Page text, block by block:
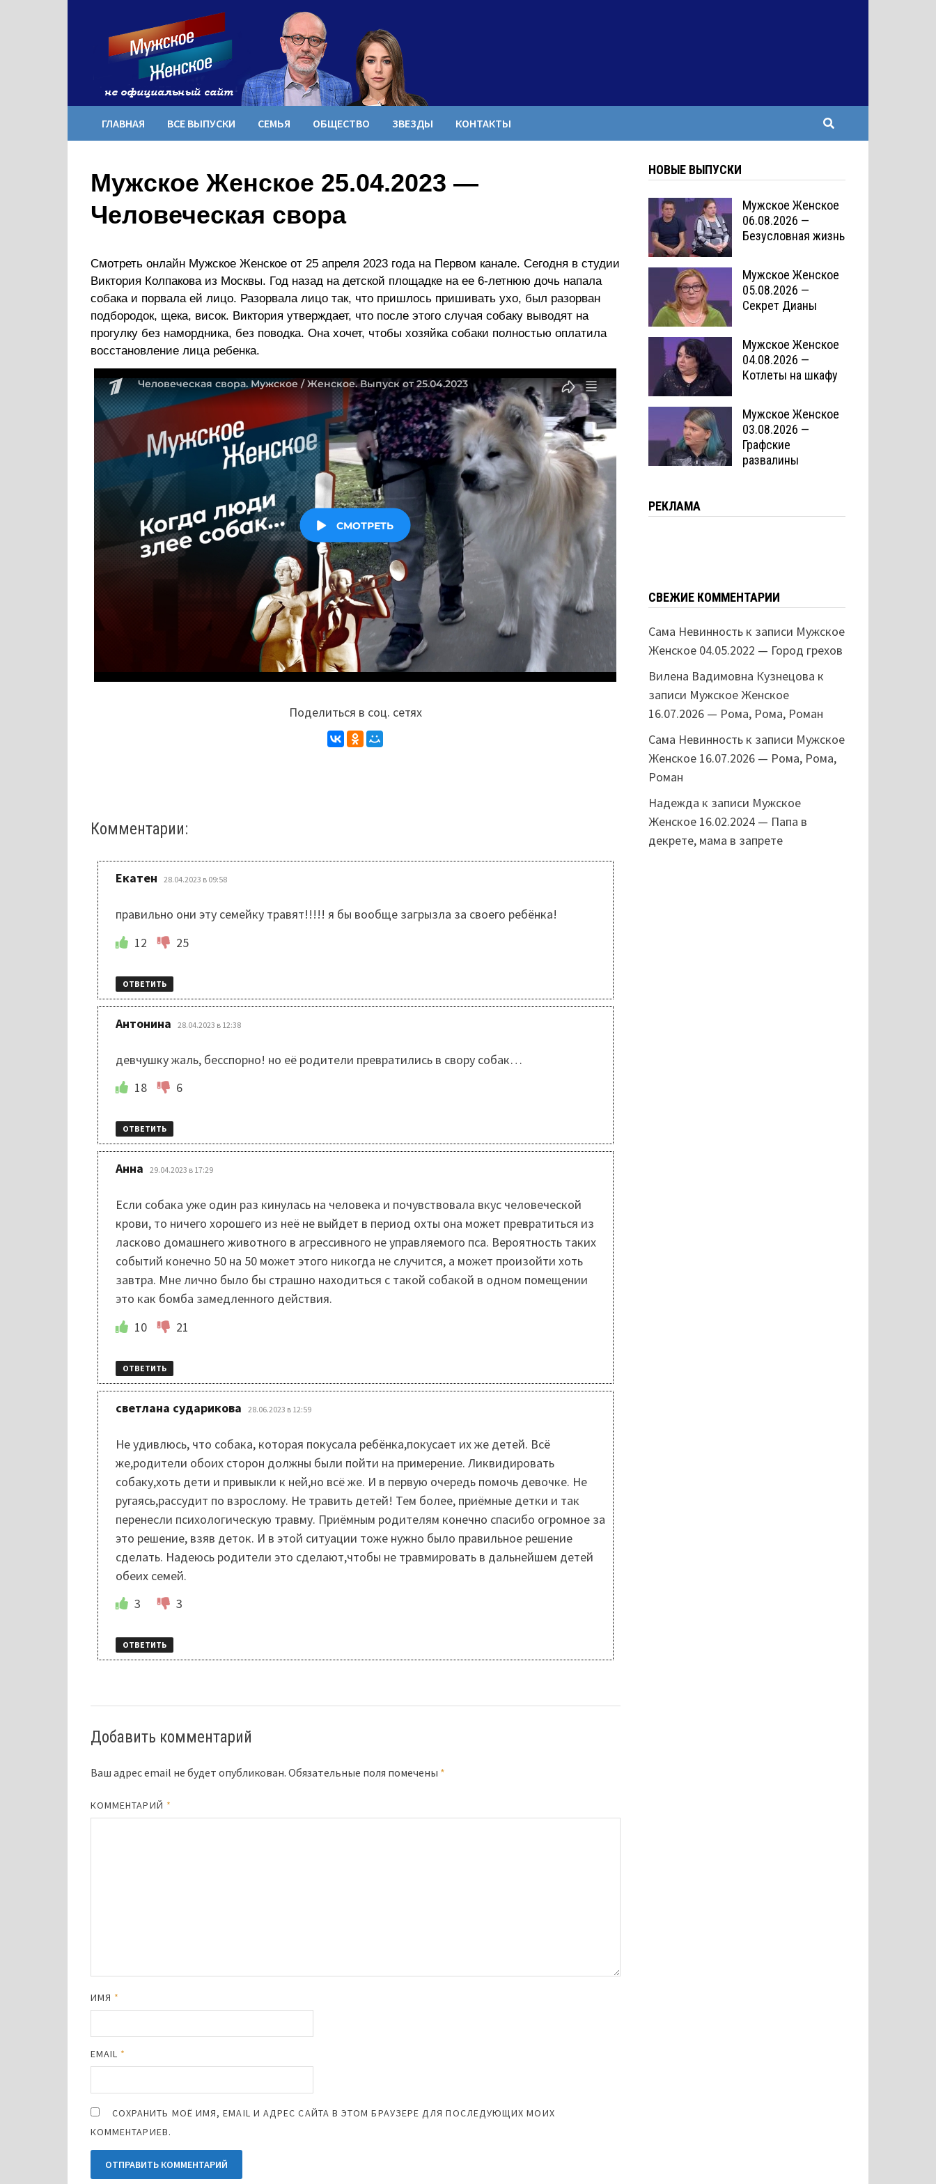
содержимому
ГЛАВНАЯ ВСЕ ВЫПУСКИ СЕМЬЯ ОБЩЕСТВО ЗВЕЗДЫ КОНТАКТЫ
Мужское Женское 25.04.2023 —
Человеческая свора
Смотреть онлайн Мужское Женское от 25 апреля 2023 года на Первом канале. Сегодня в студии
Виктория Колпакова из Москвы. Год назад на детской площадке на ее 6-летнюю дочь напала
собака и порвала ей лицо. Разорвала лицо так, что пришлось пришивать ухо, был разорван
подбородок, щека, висок. Виктория утверждает, что после этого случая собаку выводят на
прогулку без намордника, без поводка. Она хочет, чтобы хозяйка собаки полностью оплатила
восстановление лица ребенка.
Поделиться в соц. сетях
Комментарии:
Екатен 28.04.2023 в 09:58
правильно они эту семейку травят!!!!! я бы вообще загрызла за своего ребёнка!
12
25
ОТВЕТИТЬ
Антонина 28.04.2023 в 12:38
девчушку жаль, бесспорно! но её родители превратились в свору собак…
18
6
ОТВЕТИТЬ
Анна 29.04.2023 в 17:29
Если собака уже один раз кинулась на человека и почувствовала вкус человеческой
крови, то ничего хорошего из неё не выйдет в период охты она может превратиться из
ласково домашнего животного в агрессивного не управляемого пса. Вероятность таких
событий конечно 50 на 50 может этого никогда не случится, а может произойти хоть
завтра. Мне лично было бы страшно находиться с такой собакой в одном помещении
это как бомба замедленного действия.
10
21
ОТВЕТИТЬ
светлана сударикова 28.06.2023 в 12:59
Не удивлюсь, что собака, которая покусала ребёнка,покусает их же детей. Всё
же,родители обоих сторон должны были пойти на примерение. Ликвидировать
собаку,хоть дети и привыкли к ней,но всё же. И в первую очередь помочь девочке. Не
ругаясь,рассудит по взрослому. Не травить детей! Тем более, приёмные детки и так
перенесли психологическую травму. Приёмным родителям конечно спасибо огромное за
это решение, взяв деток. И в этой ситуации тоже нужно было правильное решение
сделать. Надеюсь родители это сделают,чтобы не травмировать в дальнейшем детей
обеих семей.
3
3
ОТВЕТИТЬ
Добавить комментарий
Ваш адрес email не будет опубликован. Обязательные поля помечены *
КОММЕНТАРИЙ *
ИМЯ *
EMAIL *
СОХРАНИТЬ МОЁ ИМЯ, EMAIL И АДРЕС САЙТА В ЭТОМ БРАУЗЕРЕ ДЛЯ ПОСЛЕДУЮЩИХ МОИХ
КОММЕНТАРИЕВ.
НОВЫЕ ВЫПУСКИ
Мужское Женское
06.08.2026 —
Безусловная жизнь
Мужское Женское
05.08.2026 —
Секрет Дианы
Мужское Женское
04.08.2026 —
Котлеты на шкафу
Мужское Женское
03.08.2026 —
Графские
развалины
РЕКЛАМА
СВЕЖИЕ КОММЕНТАРИИ
Сама Невинностьк записи Мужское
Женское 04.05.2022 — Город грехов
Вилена Вадимовна Кузнецова к
записи Мужское Женское
16.07.2026 — Рома, Рома, Роман
Сама Невинностьк записи Мужское
Женское 16.07.2026 — Рома, Рома,
Роман
Надежда к записи Мужское
Женское 16.02.2024 — Папа в
декрете, мама в запрете